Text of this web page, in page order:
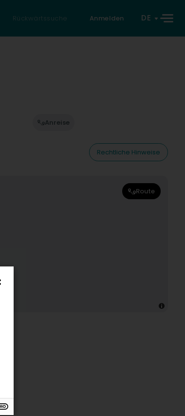
Rückwärtssuche Anmelden DE
Anreise
Rechtliche Hinweise
Route